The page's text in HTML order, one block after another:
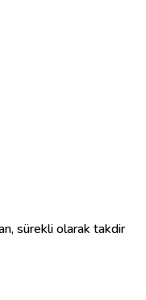
sürekli olarak takdir